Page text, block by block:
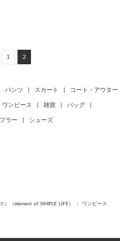
1 2
パンツ スカート コート・アウター
ワンピース 雑貨 バッグ
ラー シューズ
）（element of SIMPLE LIFE）
ワンピース